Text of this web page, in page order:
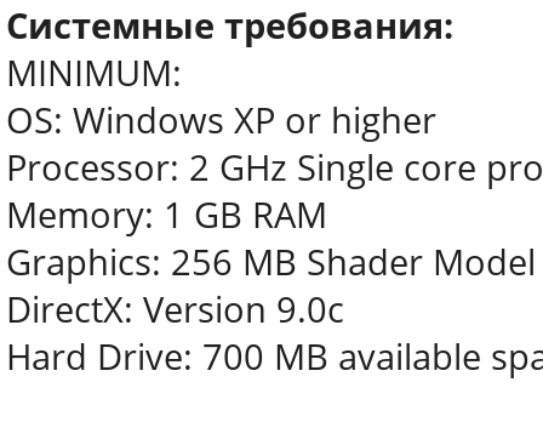
Системные требования:
MINIMUM:
OS: Windows XP or higher
Processor: 2 GHz Single core
Memory: 1 GB RAM
Graphics: 256 MB Shader
DirectX: Version 9.0c
Hard Drive: 700 MB available